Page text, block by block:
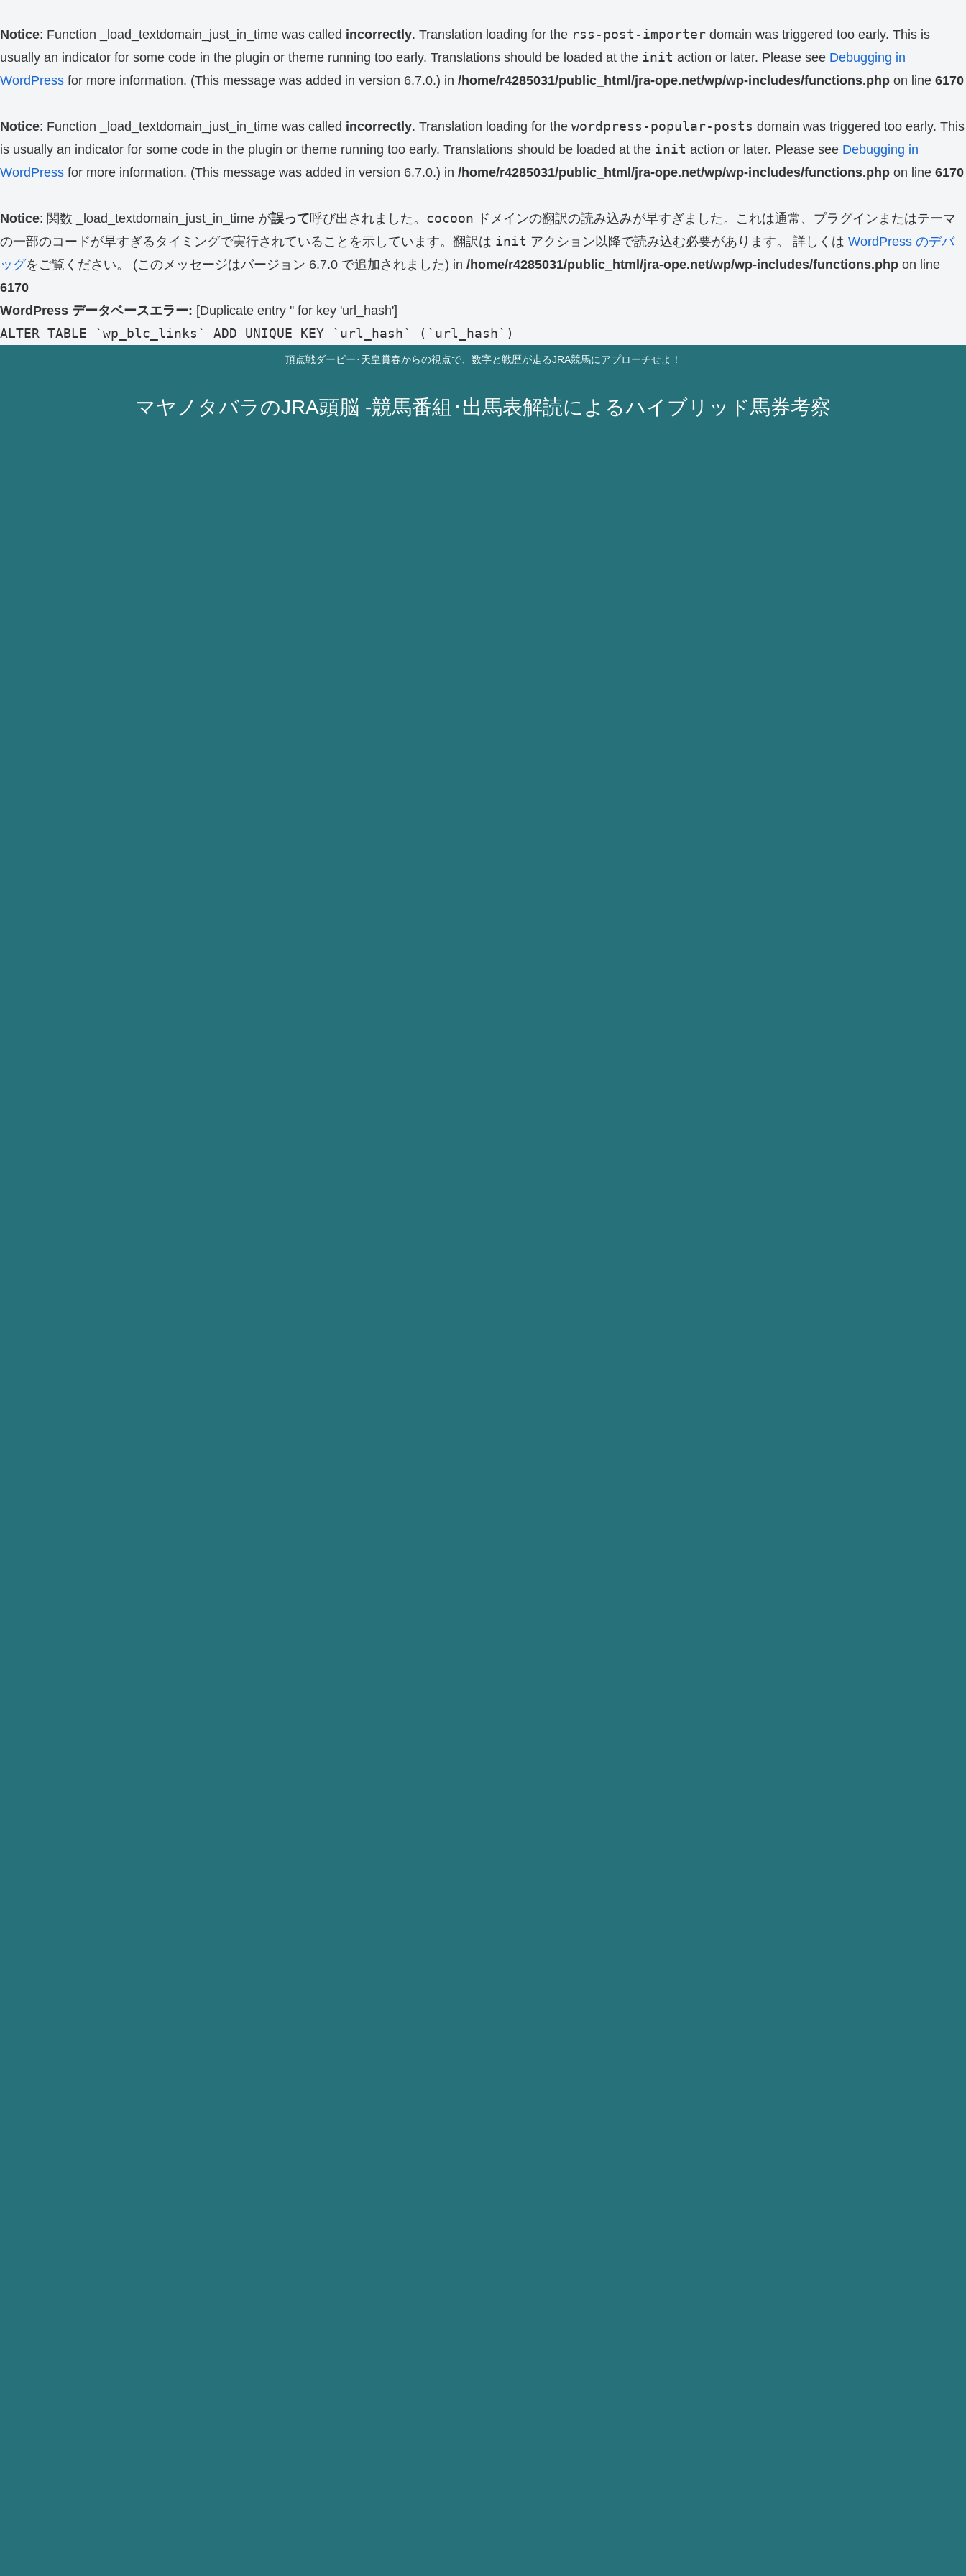
Notice: Function _load_textdomain_just_in_time was called incorrectly. Translation loading for the rss-post-importer domain was triggered too early. This is
usually an indicator for some code in the plugin or theme running too early. Translations should be loaded at the init action or later. Please see Debugging in
WordPress for more information. (This message was added in version 6.7.0.) in /home/r4285031/public_html/jra-ope.net/wp/wp-includes/functions.php on line 6170
Notice: Function _load_textdomain_just_in_time was called incorrectly. Translation loading for the wordpress-popular-posts domain was triggered too early. This
is usually an indicator for some code in the plugin or theme running too early. Translations should be loaded at the init action or later. Please see Debugging in
WordPress for more information. (This message was added in version 6.7.0.) in /home/r4285031/public_html/jra-ope.net/wp/wp-includes/functions.php on line 6170
Notice: 関数 _load_textdomain_just_in_time が誤って呼び出されました。 cocoon ドメインの翻訳の読み込みが早すぎました。これは通常、プラグインまたはテーマ
の一部のコードが早すぎるタイミングで実行されていることを示しています。翻訳は init アクション以降で読み込む必要があります。 詳しくは WordPress のデバ
ッグをご覧ください。 (このメッセージはバージョン 6.7.0 で追加されました) in /home/r4285031/public_html/jra-ope.net/wp/wp-includes/functions.php on line
6170
WordPress データベースエラー: [Duplicate entry '' for key 'url_hash']
ALTER TABLE `wp_blc_links` ADD UNIQUE KEY `url_hash` (`url_hash`)
頂点戦ダービー･天皇賞春からの視点で、数字と戦歴が走るJRA競馬にアプローチせよ！
マヤノタバラのJRA頭脳 -競馬番組･出馬表解読によるハイブリッド馬券考察